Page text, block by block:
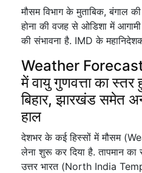
मौसम विभाग के मुताबिक, बंगाल
होना की वजह से ओडिशा में आगामी
की संभावना है. IMD के
Weather
में वायु गुणवत्ता का
बिहार, झारखंड समेत
हाल
देशभर के कई हिस्सों में मौसम
लेना शुरू कर दिया है. तापमान का
उत्तर भारत (North India